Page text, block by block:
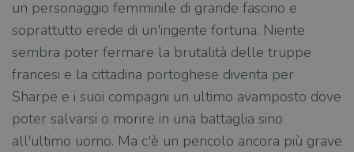
un personaggio femminile di grande fascino e
soprattutto erede di un'ingente fortuna. Niente
sembra poter fermare la brutalità delle truppe
francesi e la cittadina portoghese diventa per
Sharpe e i suoi compagni un ultimo avamposto dove
poter salvarsi o morire in una battaglia sino
all'ultimo uomo. Ma c'è un pericolo ancora più grave